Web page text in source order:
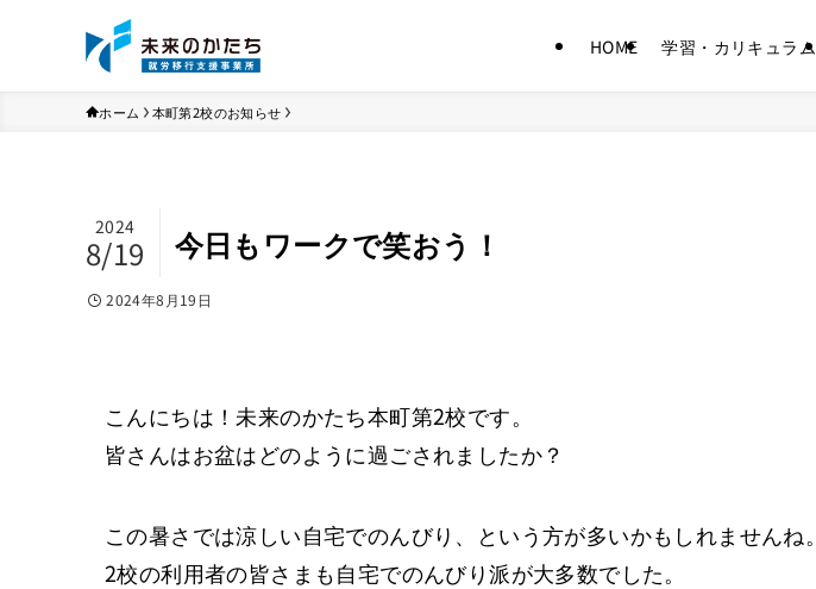
HOME 学習・カリキュラム
ホーム 本町第2校のお知らせ
今日もワークで笑おう！
2024
8/19
2024年8月19日
こんにちは！未来のかたち本町第2校です。
皆さんはお盆はどのように過ごされましたか？
この暑さでは涼しい自宅でのんびり、という方が多いかもしれませんね。
2校の利用者の皆さまも自宅でのんびり派が大多数でした。